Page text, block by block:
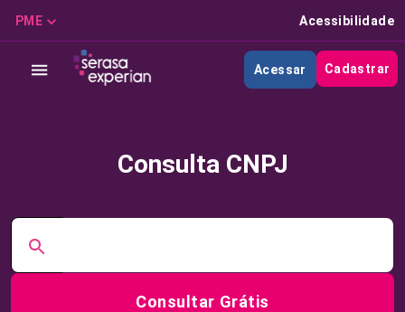
PME Acessibilidade
Acessar Cadastrar
Consulta CNPJ
Consultar Grátis